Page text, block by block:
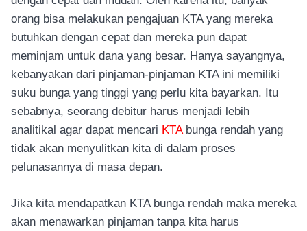
orang bisa melakukan pengajuan KTA yang mereka
butuhkan dengan cepat dan mereka pun dapat
meminjam untuk dana yang besar. Hanya sayangnya,
kebanyakan dari pinjaman-pinjaman KTA ini memiliki
suku bunga yang tinggi yang perlu kita bayarkan. Itu
sebabnya, seorang debitur harus menjadi lebih
analitikal agar dapat mencari KTAbunga rendah yang
tidak akan menyulitkan kita di dalam proses
pelunasannya di masa depan.
Jika kita mendapatkan KTA bunga rendah maka mereka
akan menawarkan pinjaman tanpa kita harus